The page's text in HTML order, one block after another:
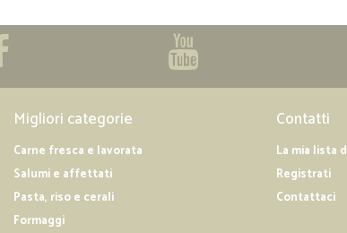
Migliori categorie
Carne fresca e lavorata
Salumi e affettati
Pasta, riso e cerali
Formaggi
Contatti
La mia lista
Registrati
Contattaci